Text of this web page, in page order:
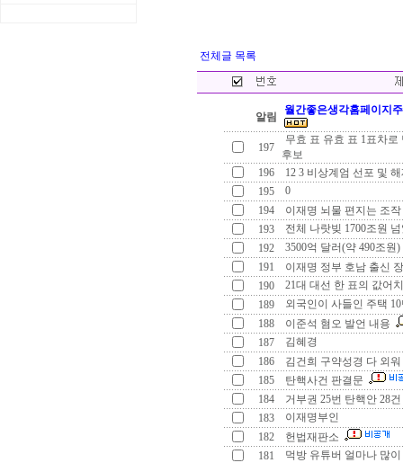
전체글 목록
알림
월간좋은생각홈페이지
197
무효 표 유효 표 1표차
후보
196
12 3 비상계엄 선포 및
195
0
194
이재명 뇌물 편지는 조
193
전체 나랏빚 1700조원
192
3500억 달러(약 490조원)
191
이재명 정부 호남 출신
190
21대 대선 한 표의 값어
189
외국인이 사들인 주택
188
이준석 혐오 발언 내용
187
김혜경
186
김건희 구약성경 다 외
185
탄핵사건 판결문
184
거부권 25번 탄핵안 28
183
이재명부인
182
헌법재판소
181
먹방 유튜버 얼마나 많